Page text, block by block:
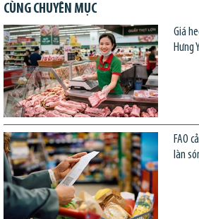
CÙNG CHUYÊN MỤC
Giá
Hưng
FAO
làn